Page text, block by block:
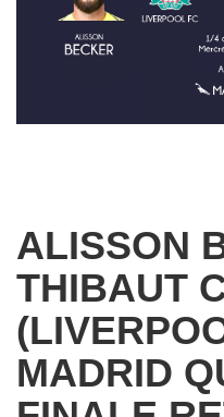
ALISSON
THIBAUT
MADRID